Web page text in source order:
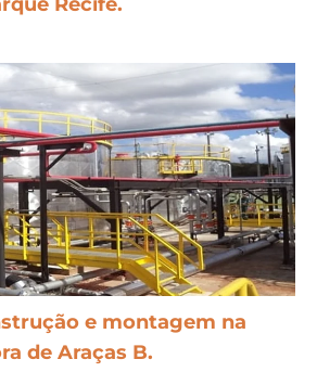
e montagem na
de Araças B.